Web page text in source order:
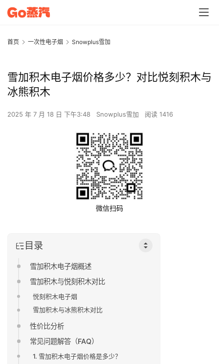
首页 一次性电子烟 Snowplus雪加
雪加积木电子烟价格多少？对比悦刻积木与
冰熊积木
2025 年 7 月 18 日 下午3:48 Snowplus雪加 阅读 1416
微信扫码
目录
雪加积木电子烟概述
雪加积木与悦刻积木对比
悦刻积木电子烟
雪加积木与冰熊积木对比
性价比分析
常见问题解答（FAQ）
1. 雪加积木电子烟价格是多少？